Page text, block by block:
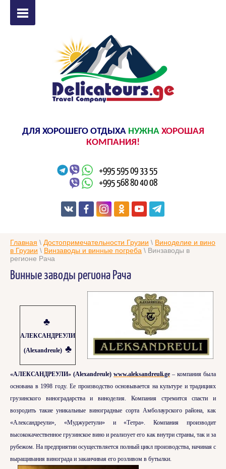
ДЛЯ ХОРОШЕГО ОТДЫХА НУЖНАХОРОШАЯ
КОМПАНИЯ!
+995 595 09 33 55
+995 568 80 40 08
Главная \ Достопримечательности Грузии \ Виноделие и вино
в Грузии \ Винзаводы и винные погреба \ Винзаводы в
регионе Рача
Винные заводы региона Рача
♣
АЛЕКСАНДРЕУЛИ
(Alexandreule) ♣
«АЛЕКСАНДРЕУЛИ» (Alexandreule) www.aleksandreuli.ge – компания была
основана в 1998 году. Ее производство основывается на культуре и традициях
грузинского виноградарства и виноделия. Компания стремится спасти и
возродить такие уникальные виноградные сорта Амболаурского района, как
«Александреули», «Муджуретули» и «Тетра». Компания производит
высококачественное грузинское вино и реализует его как внутри страны, так и за
рубежом. На предприятии осуществляется полный цикл производства, начиная с
выращивания винограда и заканчивая его розливом в бутылки.